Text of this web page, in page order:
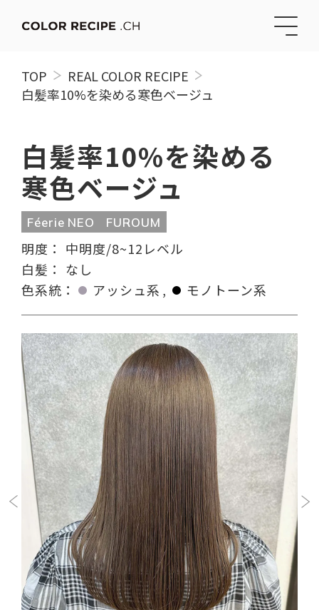
TOP
REAL COLOR RECIPE
白髪率10%を染める寒色ベージュ
白髪率10%を染める
寒色ベージュ
Féerie NEO FUROUM
明度： 中明度/8~12レベル
白髪： なし
色系統：
アッシュ系 モノトーン系